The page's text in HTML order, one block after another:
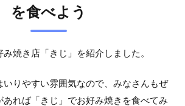
を食べよう
焼き店「きじ」を紹介しました。
いりやすい雰囲気なので、みなさんもぜ
あれば「きじ」でお好み焼きを食べてみ